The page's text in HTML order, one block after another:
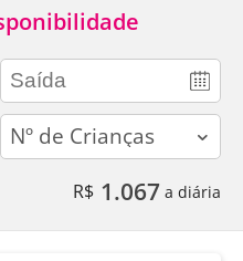
children
R$ 1.067 a diária